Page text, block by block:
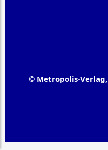
© Metropolis-